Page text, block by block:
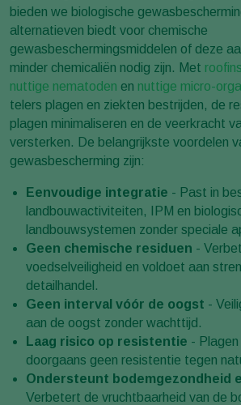
bieden we biologische
alternatieven biedt voor chemische
gewasbeschermingsmiddelen of deze
minder chemicaliën nodig zijn. Met
nuttige nematoden en nuttige micro-
telers plagen en ziekten bestrijden, de
plagen minimaliseren en de veerkracht
versterken. De belangrijkste voordelen
gewasbescherming zijn:
Eenvoudige integratie - Past in
landbouwactiviteiten, IPM en
landbouwsystemen zonder speciale
Geen chemische residuen -
voedselveiligheid en voldoet aan
detailhandel.
Geen interval vóór de oogst -
aan de oogst zonder wachttijd.
Laag risico op resistentie -
doorgaans geen resistentie tegen
Ondersteunt bodemgezondheid
Verbetert de vruchtbaarheid van de